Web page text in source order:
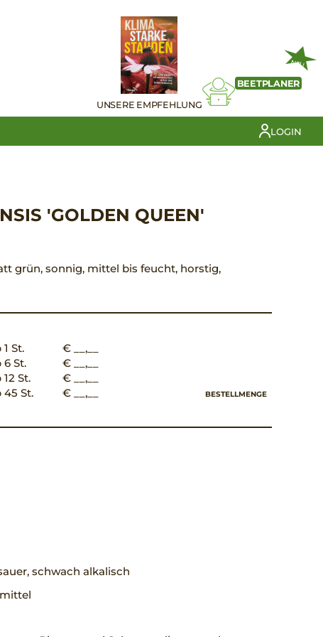
UNSERE EMPFEHLUNG
NEU
BEETPLANER
LOGIN
'GOLDEN QUEEN'
grün, sonnig, mittel bis feucht, horstig,
1 St.
€ __,__
6 St.
€ __,__
12 St.
€ __,__
45 St.
€ __,__ BESTELLMENGE
schwach alkalisch